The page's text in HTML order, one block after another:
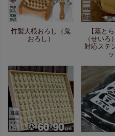
竹製大根おろし（鬼
おろし）
【蒸と
（せいろ
対応ステ